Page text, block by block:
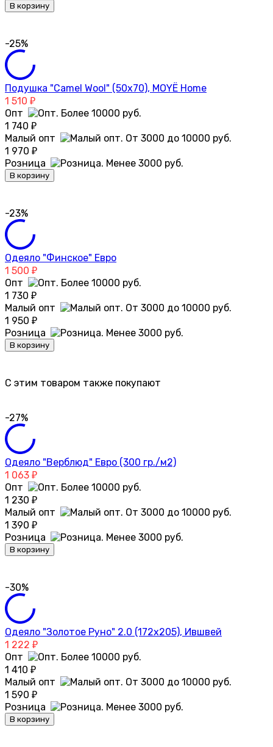
В корзину
-25%
Подушка "Camel Wool" (50х70), MOYЁ Home
1 510 ₽
Опт
1 740 ₽
Малый опт
1 970 ₽
Розница
В корзину
-23%
Одеяло "Финское" Евро
1 500 ₽
Опт
1 730 ₽
Малый опт
1 950 ₽
Розница
В корзину
C этим товаром также покупают
-27%
Одеяло "Верблюд" Евро (300 гр./м2)
1 063 ₽
Опт
1 230 ₽
Малый опт
1 390 ₽
Розница
В корзину
-30%
Одеяло "Золотое Руно" 2.0 (172х205), Ившвей
1 222 ₽
Опт
1 410 ₽
Малый опт
1 590 ₽
Розница
В корзину